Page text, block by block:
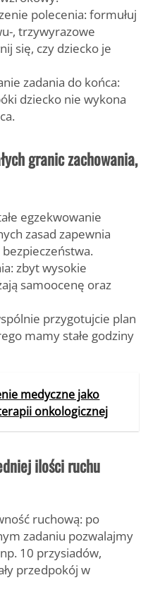
polecenia: formułuj
, trzywyrazowe
się, czy dziecko je
zadania do końca:
dziecko nie wykona
granic zachowania,
egzekwowanie
zasad zapewnia
zbyt wysokie
samoocenę oraz
przygotujcie plan
mamy stałe godziny
medyczne jako
onkologicznej
ilości ruchu
ruchową: po
zadaniu pozwalajmy
10 przysiadów,
przedpokój w